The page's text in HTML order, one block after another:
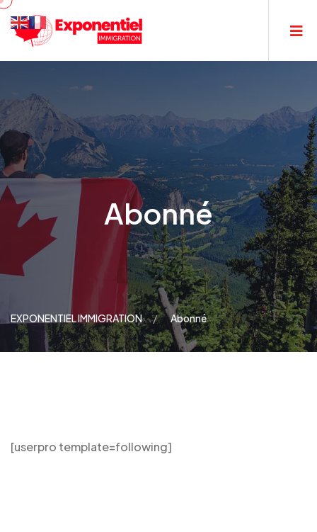
Abonné
EXPONENTIEL IMMIGRATION Abonné
[userpro template=following]